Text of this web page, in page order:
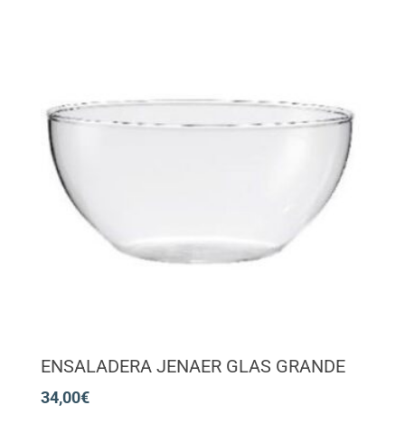
ENSALADERA JENAER GLAS GRANDE
34,00€